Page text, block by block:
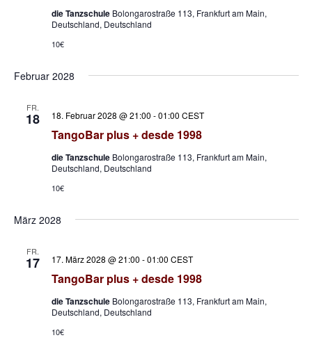
die Tanzschule Bolongarostraße 113, Frankfurt am Main,
Deutschland, Deutschland
10€
Februar 2028
FR.
18
TangoBar plus + desde 1998
18. Februar 2028 @ 21:00 -01:00 CEST
die Tanzschule Bolongarostraße 113, Frankfurt am Main,
Deutschland, Deutschland
10€
März 2028
FR.
17
TangoBar plus + desde 1998
17. März 2028 @ 21:00 -01:00 CEST
die Tanzschule Bolongarostraße 113, Frankfurt am Main,
Deutschland, Deutschland
10€